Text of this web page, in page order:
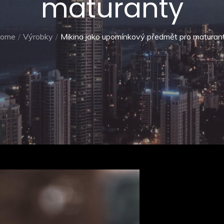
maturanty
Výrobky Mikina jako upomínkový předmět pro